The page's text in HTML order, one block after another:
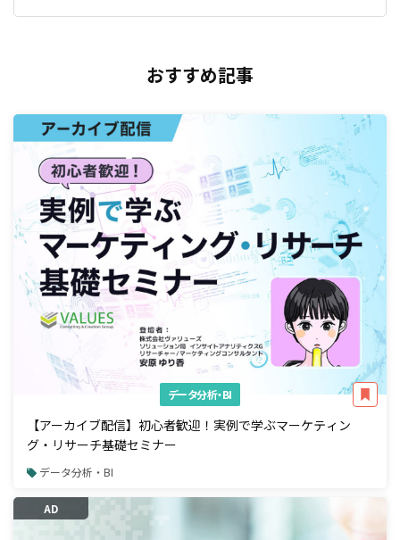
おすすめ記事
データ分析・BI
【アーカイブ配信】初心者歓迎！実例で学ぶマーケティン
グ・リサーチ基礎セミナー
データ分析・BI
AD